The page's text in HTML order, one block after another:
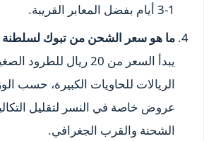
1-3 أيام بفضل المعابر القريبة.
ما هو سعر الشحن من تبوك
يبدأ السعر من 20 ريال
الريالات للحاويات الكبيرة، حسب
عروض خاصة في النسر لتقليل
الشحنة والقرب الجغرافي.